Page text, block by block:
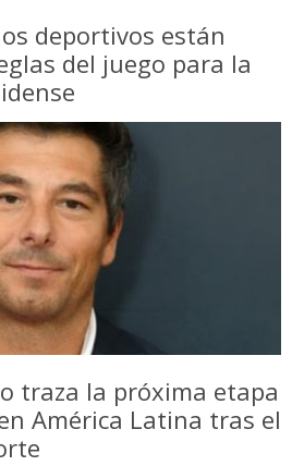
deportivos están
del juego para la
traza la próxima etapa
América Latina tras el